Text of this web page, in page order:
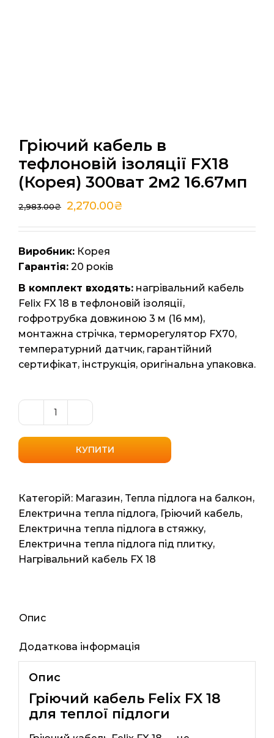
Гріючий кабель в
тефлоновій ізоляції FX18
(Корея) 300ват 2м2 16.67мп
2,983.00₴ 2,270.00₴
Виробник: Корея
Гарантія: 20 років
В комплект входять: нагрівальний кабель
Felix FX 18 в тефлоновій ізоляції,
гофротрубка довжиною 3 м (16 мм),
монтажна стрічка, терморегулятор FX70,
температурний датчик, гарантійний
сертифікат, інструкція, оригінальна упаковка.
Гріючий
кабель
тефлоновій
FX18
(Корея)
300ват
2м2
16.67мп
КУПИТИ
Категорій: Магазин, Тепла підлога на балкон,
Електрична тепла підлога, Гріючий кабель,
Електрична тепла підлога в стяжку,
Електрична тепла підлога під плитку,
Нагрівальний кабель FX 18
Опис
Додаткова інформація
Опис
Гріючий кабель Felix FX 18
для теплої підлоги